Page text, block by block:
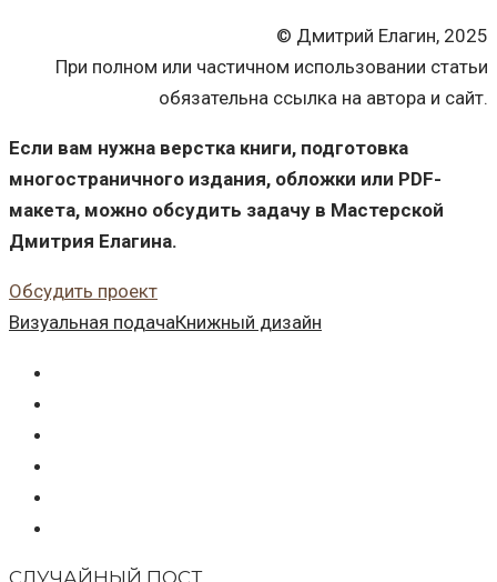
© Дмитрий Елагин, 2025
При полном или частичном использовании статьи
обязательна ссылка на автора и сайт.
Если вам нужна верстка книги, подготовка
многостраничного издания, обложки или PDF-
макета, можно обсудить задачу в Мастерской
Дмитрия Елагина.
Обсудить проект
Визуальная подачаКнижный дизайн
СЛУЧАЙНЫЙ ПОСТ